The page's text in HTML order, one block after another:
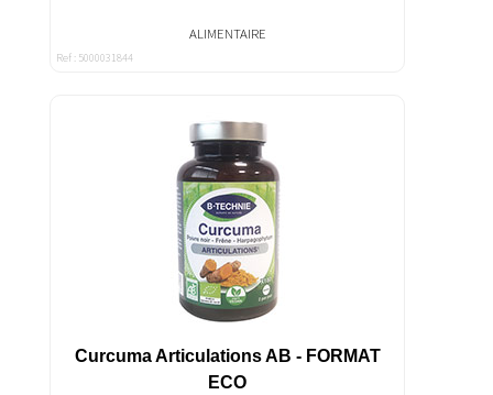
ALIMENTAIRE
Ref : 5000031844
Curcuma Articulations AB - FORMAT
ECO